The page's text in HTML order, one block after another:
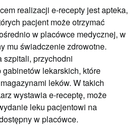
realizacji e-recepty jest apteka,
pacjent może otrzymać
w placówce medycznej, w
mu świadczenie zdrowotne.
szpitali, przychodni
lekarskich, które
leków. W takich
wystawia e-receptę, może
leku pacjentowi na
w placówce.